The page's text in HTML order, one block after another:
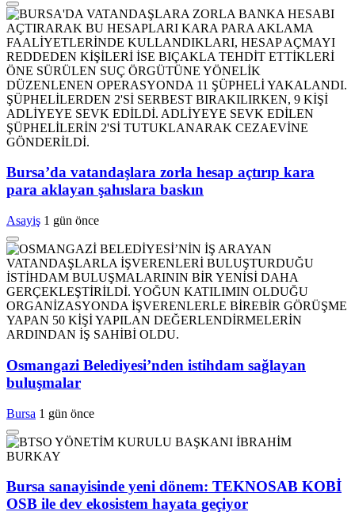
Bursa’da vatandaşlara zorla hesap açtırıp kara
para aklayan şahıslara baskın
Asayiş 1 gün önce
Osmangazi Belediyesi’nden istihdam sağlayan
buluşmalar
Bursa 1 gün önce
Bursa sanayisinde yeni dönem: TEKNOSAB KOBİ
OSB ile dev ekosistem hayata geçiyor